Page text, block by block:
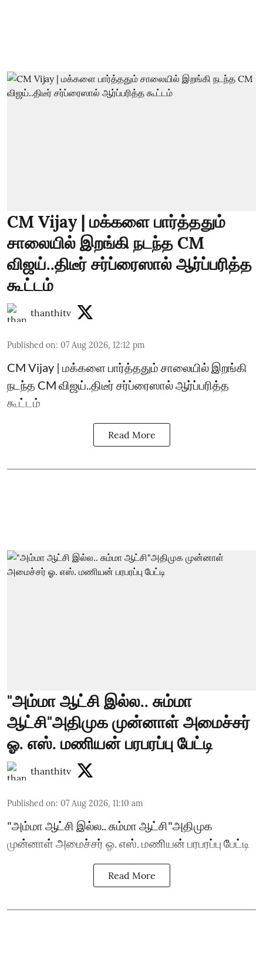
CM Vijay | மக்களை பார்த்ததும்
சாலையில் இறங்கி நடந்த CM
விஜய்..திடீர் சர்ப்ரைஸால் ஆர்ப்பரித்த
கூட்டம்
thanthitv
Published on: 07 Aug 2026, 12:12 pm
CM Vijay | மக்களை பார்த்ததும் சாலையில் இறங்கி
நடந்த CM விஜய்..திடீர் சர்ப்ரைஸால் ஆர்ப்பரித்த
கூட்டம்
Read More
"அம்மா ஆட்சி இல்ல.. சும்மா
ஆட்சி"அதிமுக முன்னாள் அமைச்சர்
ஓ. எஸ். மணியன் பரபரப்பு பேட்டி
thanthitv
Published on: 07 Aug 2026, 11:10 am
"அம்மா ஆட்சி இல்ல.. சும்மா ஆட்சி"அதிமுக
முன்னாள் அமைச்சர் ஓ. எஸ். மணியன் பரபரப்பு பேட்டி
Read More